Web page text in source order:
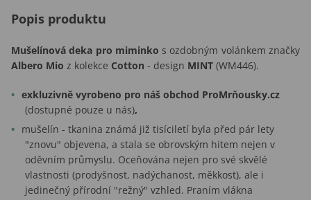
Popis produktu
Mušelínová deka pro miminko s ozdobným volánkem značky
Albero Mio z kolekce Cotton - design MINT (WM446).
exkluzivně vyrobeno pro náš obchod ProMrňousky.cz
(dostupné pouze u nás),
mušelín - tkanina známá již tisíciletí byla před pár lety
"znovu" objevena, a stala se obrovským hitem nejen v
oděvním průmyslu. Oceňována nejen pro své skvělé
vlastnosti (prodyšnost, nadýchanost, měkkost), ale i
jedinečný přírodní "režný" vzhled. Praním vlákna